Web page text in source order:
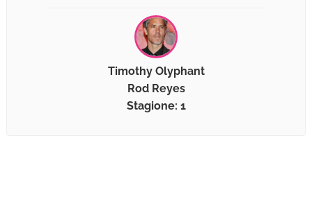
Timothy Olyphant
Rod Reyes
Stagione: 1